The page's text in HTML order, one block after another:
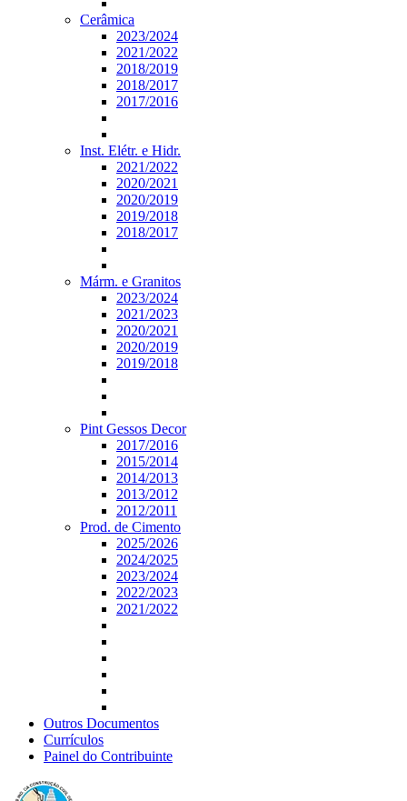
Cerâmica
2023/2024
2021/2022
2018/2019
2018/2017
2017/2016
Inst. Elétr. e Hidr.
2021/2022
2020/2021
2020/2019
2019/2018
2018/2017
Márm. e Granitos
2023/2024
2021/2023
2020/2021
2020/2019
2019/2018
Pint Gessos Decor
2017/2016
2015/2014
2014/2013
2013/2012
2012/2011
Prod. de Cimento
2025/2026
2024/2025
2023/2024
2022/2023
2021/2022
Outros Documentos
Currículos
Painel do Contribuinte